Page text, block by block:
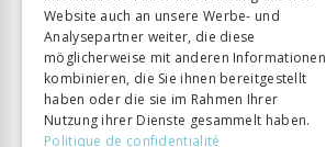
Website auch an unsere Werbe- und
Analysepartner weiter, die diese
möglicherweise mit anderen Informationen
kombinieren, die Sie ihnen bereitgestellt
haben oder die sie im Rahmen Ihrer
Nutzung ihrer Dienste gesammelt haben.
Politique de confidentialité